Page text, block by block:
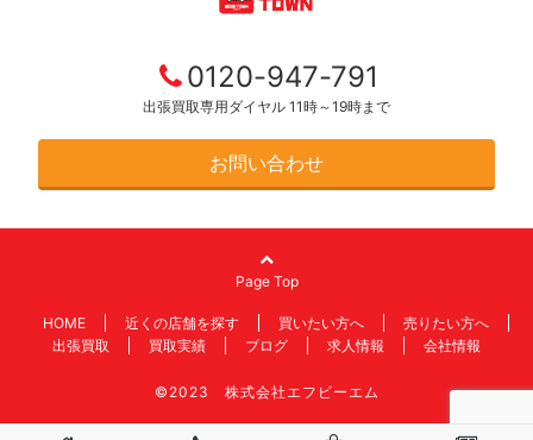
0120-947-791
出張買取専用ダイヤル 11時～19時まで
お問い合わせ
Page Top
HOME 近くの店舗を探す 買いたい方へ
売りたい方へ
出張買取
買取実績 ブログ 求人情報 会社情報
©2023 株式会社エフビーエム